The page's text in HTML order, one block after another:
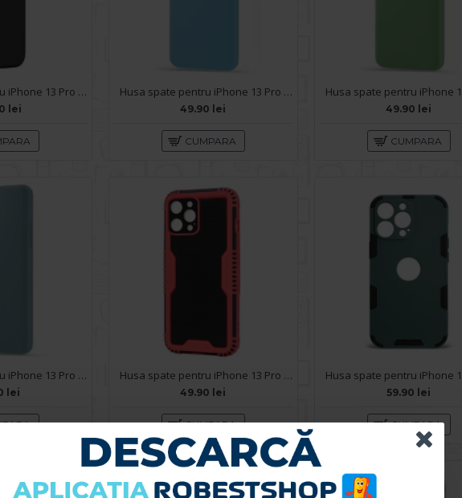
Husa spate pentru iPhone 13 Pro Baseus Liquid Silica Gel - Negru
lei
Husa spate pentru iPhone 13 Pro - Silicon Line Bleu Ciel
49.90 lei
CUMPARA
49.90 lei
CUMPARA
Husa spate pentru iPhone 13 Pro - Silicon Line Gri
lei
Husa spate pentru iPhone 13 Pro - Zip Case Rosu
49.90 lei
CUMPARA
59.90 lei
CUMPARA